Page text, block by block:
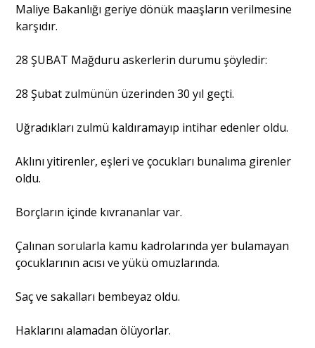
Maliye Bakanlığı geriye dönük maaşların verilmesine
karşıdır.
28 ŞUBAT Mağduru askerlerin durumu şöyledir:
28 Şubat zulmünün üzerinden 30 yıl geçti.
Uğradıkları zulmü kaldıramayıp intihar edenler oldu.
Aklını yitirenler, eşleri ve çocukları bunalıma girenler
oldu.
Borçların içinde kıvrananlar var.
Çalınan sorularla kamu kadrolarında yer bulamayan
çocuklarının acısı ve yükü omuzlarında.
Saç ve sakalları bembeyaz oldu.
Haklarını alamadan ölüyorlar.